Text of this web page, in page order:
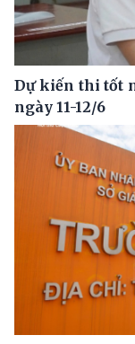
Dự kiến thi tốt
ngày 11-12/6